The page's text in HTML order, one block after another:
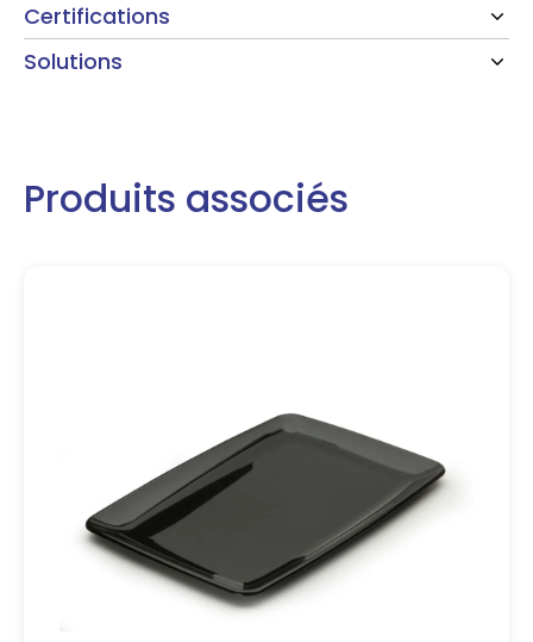
Certifications
Solutions
Produits associés